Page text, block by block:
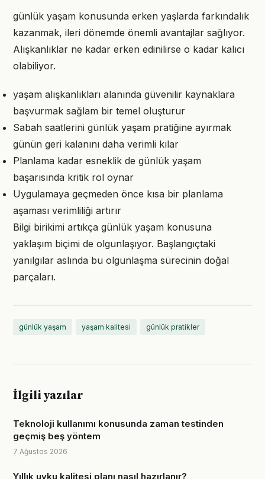
günlük yaşam konusunda erken yaşlarda farkındalık
kazanmak, ileri dönemde önemli avantajlar sağlıyor.
Alışkanlıklar ne kadar erken edinilirse o kadar kalıcı
olabiliyor.
yaşam alışkanlıkları alanında güvenilir kaynaklara
başvurmak sağlam bir temel oluşturur
Sabah saatlerini günlük yaşam pratiğine ayırmak
günün geri kalanını daha verimli kılar
Planlama kadar esneklik de günlük yaşam
başarısında kritik rol oynar
Uygulamaya geçmeden önce kısa bir planlama
aşaması verimliliği artırır
Bilgi birikimi artıkça günlük yaşam konusuna
yaklaşım biçimi de olgunlaşıyor. Başlangıçtaki
yanılgılar aslında bu olgunlaşma sürecinin doğal
parçaları.
günlük yaşam yaşam kalitesi günlük pratikler
İlgili yazılar
Teknoloji kullanımı konusunda zaman testinden
geçmiş beş yöntem
7 Ağustos 2026
Yıllık uyku kalitesi planı nasıl hazırlanır?